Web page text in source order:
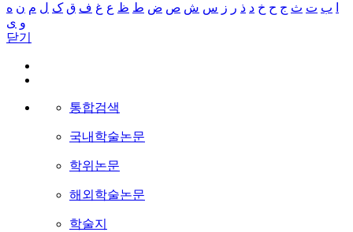
ب ت ث ج ح خ د ذ ر ز س ش ص ض ط ظ ع غ ف ق ک ل م ن ه
و ی
닫기
통합검색
국내학술논문
학위논문
해외학술논문
학술지